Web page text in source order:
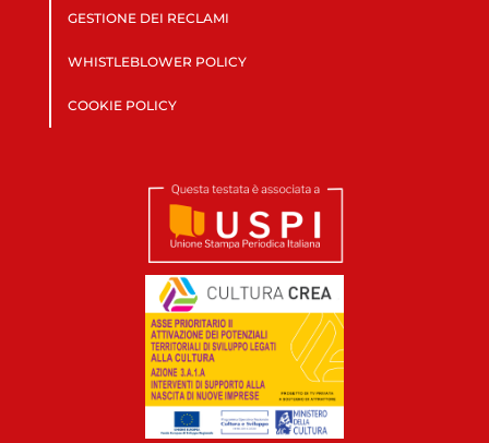
GESTIONE DEI RECLAMI
WHISTLEBLOWER POLICY
COOKIE POLICY